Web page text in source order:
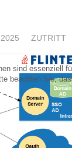
2025 ZUTRITT
sind
beachten Sie,